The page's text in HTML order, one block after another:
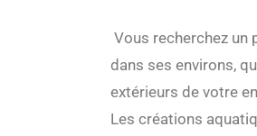
Vous recherchez un
dans ses environs,
extérieurs de votre
Les créations